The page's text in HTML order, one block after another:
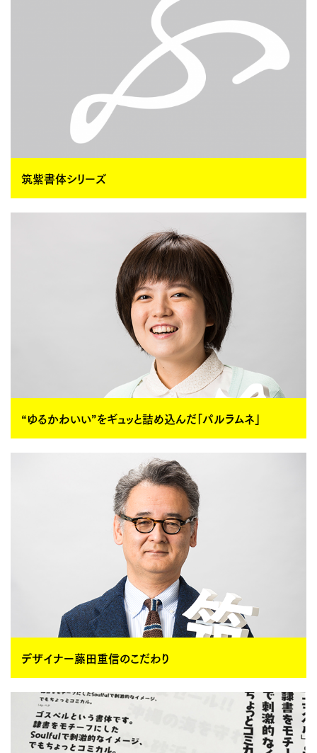
筑紫書体シリーズ
“ゆるかわいい”をギュッと詰め込んだ「パルラムネ」
デザイナー藤田重信のこだわり